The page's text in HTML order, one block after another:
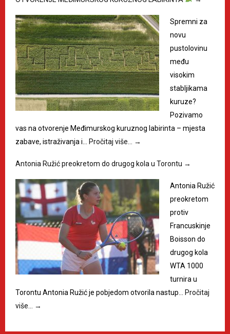
Spremni za
novu
pustolovinu
među
visokim
stabljikama
kuruze?
Pozivamo
vas na otvorenje Međimurskog kuruznog labirinta – mjesta
zabave, istraživanja i…
Pročitaj više… →
Antonia Ružić preokretom do drugog kola u Torontu →
Antonia Ružić
preokretom
protiv
Francuskinje
Boisson do
drugog kola
WTA 1000
turnira u
Torontu Antonia Ružić je pobjedom otvorila nastup…
Pročitaj
više…
→